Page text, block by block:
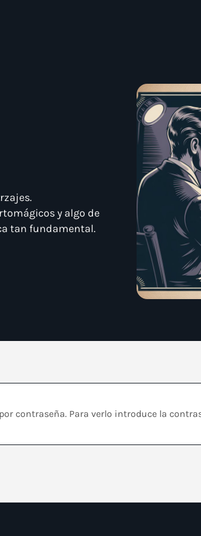
y algo de
tan fundamental.
contraseña. Para verlo introduce la